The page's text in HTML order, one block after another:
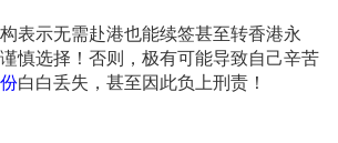
表示无需赴港也能续签甚至转香港永
慎选择！否则，极有可能导致自己辛苦
白白丢失，甚至因此负上刑责！